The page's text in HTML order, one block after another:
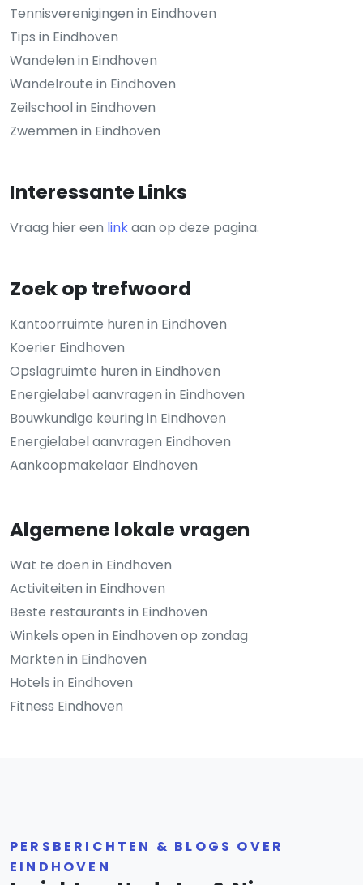
Tennisverenigingen in Eindhoven
Tips in Eindhoven
Wandelen in Eindhoven
Wandelroute in Eindhoven
Zeilschool in Eindhoven
Zwemmen in Eindhoven
Interessante Links
Vraag hier een linkaan op deze pagina.
Zoek op trefwoord
Kantoorruimte huren in Eindhoven
Koerier Eindhoven
Opslagruimte huren in Eindhoven
Energielabel aanvragen in Eindhoven
Bouwkundige keuring in Eindhoven
Energielabel aanvragen Eindhoven
Aankoopmakelaar Eindhoven
Algemene lokale vragen
Wat te doen in Eindhoven
Activiteiten in Eindhoven
Beste restaurants in Eindhoven
Winkels open in Eindhoven op zondag
Markten in Eindhoven
Hotels in Eindhoven
Fitness Eindhoven
PERSBERICHTEN & BLOGS OVER
EINDHOVEN